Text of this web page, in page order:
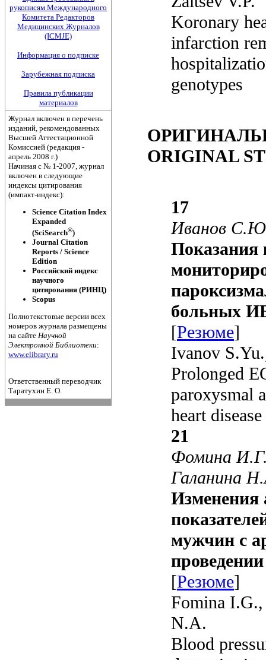
Koronary
infarction
genotypes
ORIGINAL
17
Иванов
Показания
больных
[Резюме]
Ivanov
Prolonged
paroxysmal
heart
21
Фомина
Галанина
Изменения
мужчин с
[Резюме]
Fomina
N.A.
Blood